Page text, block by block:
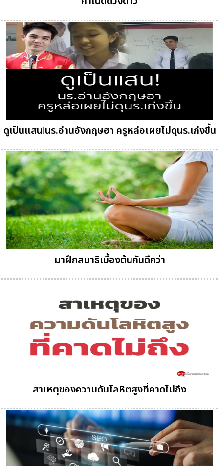
ดูเป็นแสน!นร.อ่านอังกฤษฮา ครูหล่อเผยไม่ดุนร.เก่งขึ้น
มาฝึกสมาธิเบื้องต้นกันดีกว่า
สาเหตุของความดันโลหิตสูงที่คาดไม่ถึง